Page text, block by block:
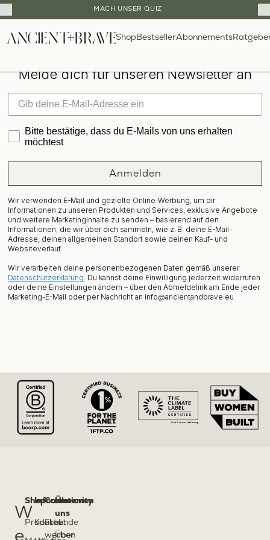
SPARE 30% MIT UNSEREN STARTER BUNDLES
zum
ShopBestsellerAbonnements
e
w
e
e
Melde dich für unseren Newsletter an
Bitte bestätige, dass du E-Mails von uns erhalten
möchtest
Anmelden
Wir verwenden E-Mail und gezielte Online-Werbung, um dir
Informationen zu unseren Produkten und Services, exklusive Angebote
und weitere Marketinginhalte zu senden – basierend auf den
Informationen, die wir über dich sammeln, wie z. B. deine E-Mail-
Adresse, deinen allgemeinen Standort sowie deinen Kauf- und
Websiteverlauf.
Wir verarbeiten deine personenbezogenen Daten gemäß unserer
Datenschutzerklärung. Du kannst deine Einwilligung jederzeit widerrufen
oder deine Einstellungen ändern – über den Abmeldelink am Ende jeder
Marketing-E-Mail oder per Nachricht an info@ancientandbrave.eu
W
Shop
Produkte
Informationen
Kontakt
Community
Freunde
werben
Über
uns
Über
Close
Cart